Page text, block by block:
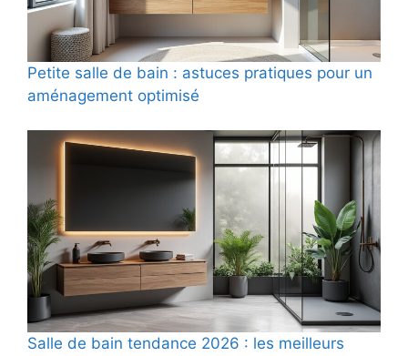
Petite salle de bain : astuces pratiques pour un
aménagement optimisé
Salle de bain tendance 2026 : les meilleurs